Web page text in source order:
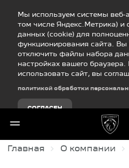
Мы используем системы веб-
том числе Яндекс.Метрика) и
данных (cookie) для
функционирования сайта. Вы
отключить файлы набора
настройках вашего
использовать сайт, вы
политикой обработки
СОГЛАСЕН
Главная О компании